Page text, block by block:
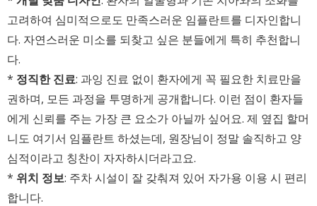
고려하여 심미적으로도 만족스러운 임플란트를 디자인합니
다. 자연스러운 미소를 되찾고 싶은 분들에게 특히 추천합니
다.
* 정직한 진료: 과잉 진료 없이 환자에게 꼭 필요한 치료만을
권하며, 모든 과정을 투명하게 공개합니다. 이런 점이 환자들
에게 신뢰를 주는 가장 큰 요소가 아닐까 싶어요. 제 옆집 할머
니도 여기서 임플란트 하셨는데, 원장님이 정말 솔직하고 양
심적이라고 칭찬이 자자하시더라고요.
* 위치 정보: 주차 시설이 잘 갖춰져 있어 자가용 이용 시 편리
합니다.